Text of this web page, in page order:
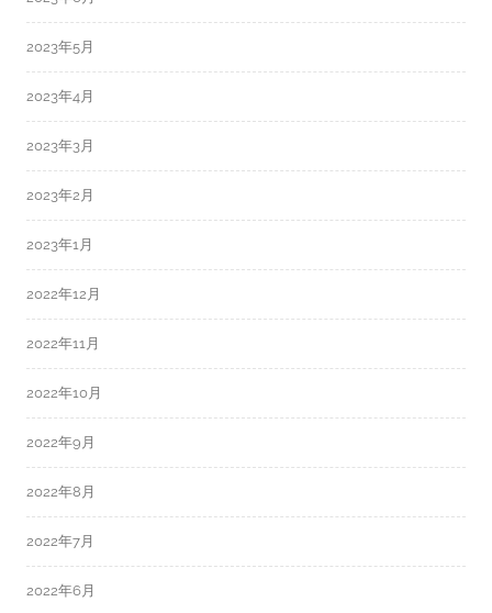
2023年5月
2023年4月
2023年3月
2023年2月
2023年1月
2022年12月
2022年11月
2022年10月
2022年9月
2022年8月
2022年7月
2022年6月